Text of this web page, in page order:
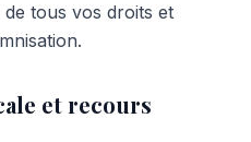
tous vos droits et
et recours